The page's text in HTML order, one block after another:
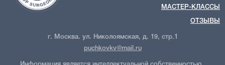
МАСТЕР-КЛАССЫ
ОТЗЫВЫ
г. Москва. ул. Николоямская, д. 19, стр.1
puchkovkv@mail.ru